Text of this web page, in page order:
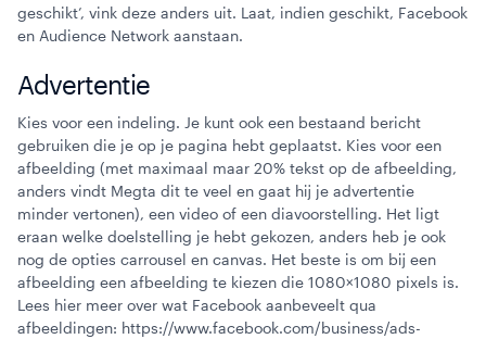
geschikt’, vink deze anders uit. Laat, indien geschikt, Facebook
en Audience Network aanstaan.
Advertentie
Kies voor een indeling. Je kunt ook een bestaand bericht
gebruiken die je op je pagina hebt geplaatst. Kies voor een
afbeelding (met maximaal maar 20% tekst op de afbeelding,
anders vindt Megta dit te veel en gaat hij je advertentie
minder vertonen), een video of een diavoorstelling. Het ligt
eraan welke doelstelling je hebt gekozen, anders heb je ook
nog de opties carrousel en canvas. Het beste is om bij een
afbeelding een afbeelding te kiezen die 1080×1080 pixels is.
Lees hier meer over wat Facebook aanbeveelt qua
afbeeldingen: https://www.facebook.com/business/ads-